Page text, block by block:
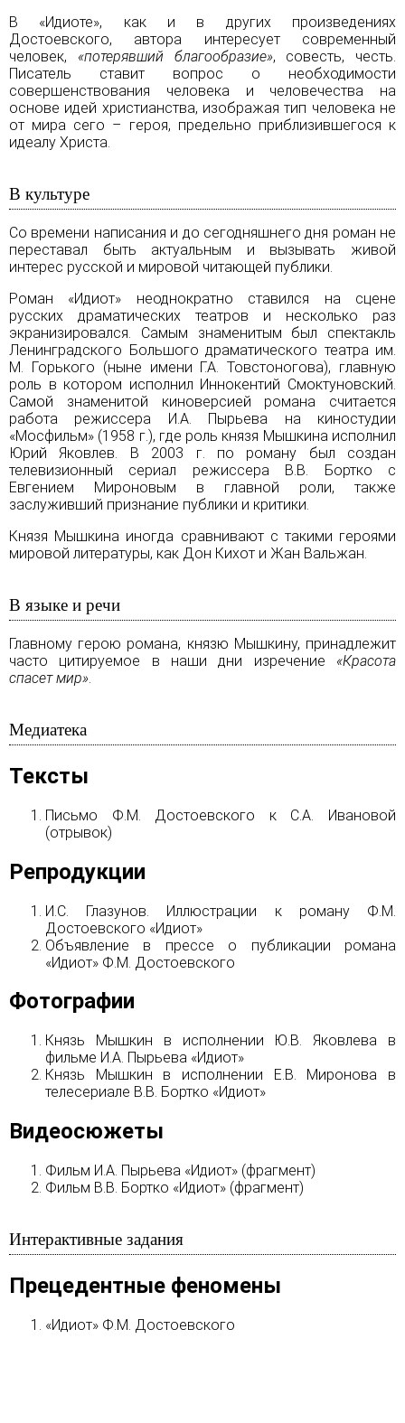
В «Идиоте», как и в других произведениях
Достоевского, автора интересует современный
человек, «потерявший благообразие», совесть, честь.
Писатель ставит вопрос о необходимости
совершенствования человека и человечества на
основе идей христианства, изображая тип человека не
от мира сего – героя, предельно приблизившегося к
идеалу Христа.
В культуре
Со времени написания и до сегодняшнего дня роман не
переставал быть актуальным и вызывать живой
интерес русской и мировой читающей публики.
Роман «Идиот» неоднократно ставился на сцене
русских драматических театров и несколько раз
экранизировался. Самым знаменитым был спектакль
Ленинградского Большого драматического театра им.
М. Горького (ныне имени Г.А. Товстоногова), главную
роль в котором исполнил Иннокентий Смоктуновский.
Самой знаменитой киноверсией романа считается
работа режиссера И.А. Пырьева на киностудии
«Мосфильм» (1958 г.), где роль князя Мышкина исполнил
Юрий Яковлев. В 2003 г. по роману был создан
телевизионный сериал режиссера В.В. Бортко с
Евгением Мироновым в главной роли, также
заслуживший признание публики и критики.
Князя Мышкина иногда сравнивают с такими героями
мировой литературы, как Дон Кихот и Жан Вальжан.
В языке и речи
Главному герою романа, князю Мышкину, принадлежит
часто цитируемое в наши дни изречение «Красота
спасет мир».
Медиатека
Тексты
Письмо Ф.М. Достоевского к С.А. Ивановой
(отрывок)
Репродукции
И.С. Глазунов. Иллюстрации к роману Ф.М.
Достоевского «Идиот»
Объявление в прессе о публикации романа
«Идиот» Ф.М. Достоевского
Фотографии
Князь Мышкин в исполнении Ю.В. Яковлева в
фильме И.А. Пырьева «Идиот»
Князь Мышкин в исполнении Е.В. Миронова в
телесериале В.В. Бортко «Идиот»
Видеосюжеты
Фильм И.А. Пырьева «Идиот» (фрагмент)
Фильм В.В. Бортко «Идиот» (фрагмент)
Интерактивные задания
Прецедентные феномены
«Идиот» Ф.М. Достоевского